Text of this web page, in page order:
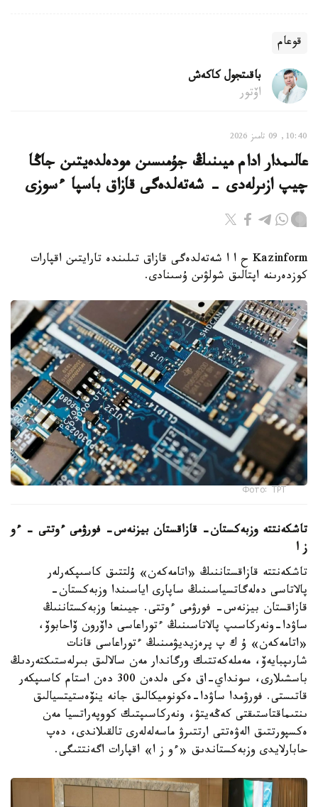
قوعام
باقىتجول كاكەش
اۆتور
10:40, 09 تامىز 2026
عالىمدار ادام ميىنىڭ جۇمىسىن مودەلدەيتىن جاڭا
چيپ ازىرلەدى - شەتەلدەگى قازاق باسپا ءسوزى
Kazinform ح ا ا شەتەلدەگى قازاق تىلىندە تارايتىن اقپارات
كوزدەرىنە اپتالىق شولۋىن ۇسىنادى.
Фото: ТРТ
تاشكەنتتە وزبەكستان- قازاقستان بيزنەس- فورۋمى ءوتتى – ءو
ز ا
تاشكەنتتە قازاقستاننىڭ «اتامەكەن» ۇلتتىق كاسىپكەرلەر
پالاتاسى دەلەگاتسياسىنىڭ ساپارى اياسىندا وزبەكستان-
قازاقستان بيزنەس- فورۋمى ءوتتى. جيىنعا وزبەكستاننىڭ
ساۋدا-ونەركاسىپ پالاتاسىنىڭ ءتوراعاسى داۆرون ۆاحابوۆ،
«اتامەكەن» ۇ ك پ پرەزيديۋمىنىڭ ءتوراعاسى قانات
شارىپبايەۆ، مەملەكەتتىك ورگاندار مەن سالالىق بىرلەستىكتەردىڭ
باسشىلارى، سونداي-اق ەكى ەلدەن 300 دەن استام كاسىپكەر
قاتىستى. فورۋمدا ساۋدا-ەكونوميكالىق جانە ينۆەستيتسيالىق
ىنتىماقتاستىقتى كەڭەيتۋ، ونەركاسىپتىك كووپەراتسيا مەن
ەكسپورتتىق الەۋەتتى ارتتىرۋ ماسەلەلەرى تالقىلاندى، دەپ
حابارلايدى وزبەكستاندىق «ءو ز ا» اقپارات اگەنتتىگى.